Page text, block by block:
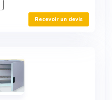
Recevoir un devis